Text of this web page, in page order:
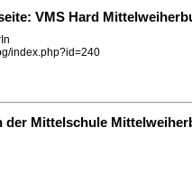
VMS Hard
index.php?id=240
der Mittelschule